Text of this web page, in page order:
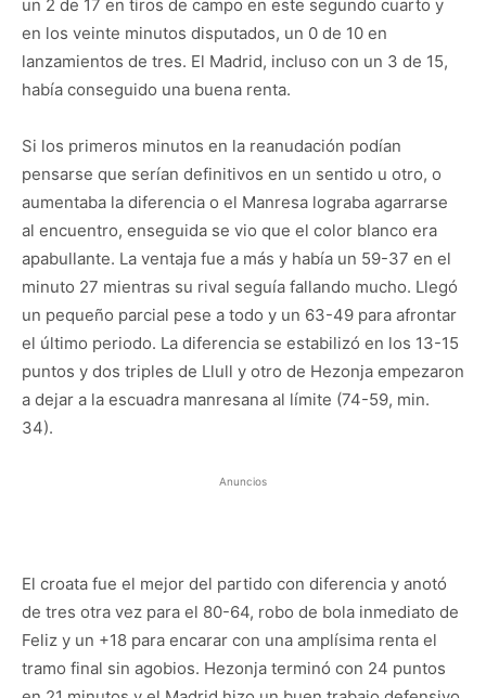
un 2 de 17 en tiros de campo en este segundo cuarto y
en los veinte minutos disputados, un 0 de 10 en
lanzamientos de tres. El Madrid, incluso con un 3 de 15,
había conseguido una buena renta.
Si los primeros minutos en la reanudación podían
pensarse que serían definitivos en un sentido u otro, o
aumentaba la diferencia o el Manresa lograba agarrarse
al encuentro, enseguida se vio que el color blanco era
apabullante. La ventaja fue a más y había un 59-37 en el
minuto 27 mientras su rival seguía fallando mucho. Llegó
un pequeño parcial pese a todo y un 63-49 para afrontar
el último periodo. La diferencia se estabilizó en los 13-15
puntos y dos triples de Llull y otro de Hezonja empezaron
a dejar a la escuadra manresana al límite (74-59, min.
34).
Anuncios
El croata fue el mejor del partido con diferencia y anotó
de tres otra vez para el 80-64, robo de bola inmediato de
Feliz y un +18 para encarar con una amplísima renta el
tramo final sin agobios. Hezonja terminó con 24 puntos